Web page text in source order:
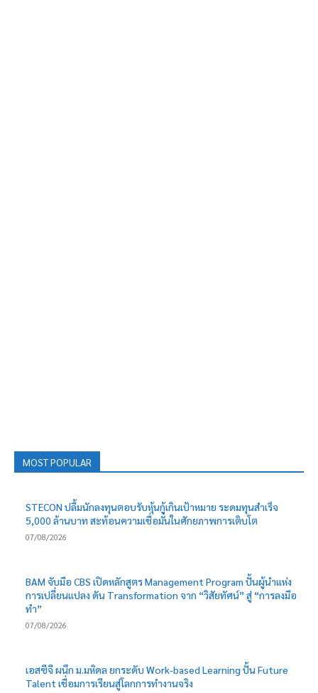
MOST POPULAR
STECON ปลื้มนักลงทุนตอบรับหุ้นกู้เกินเป้าหมาย ระดมทุนสำเร็จ
5,000 ล้านบาท สะท้อนความเชื่อมั่นในศักยภาพการเติบโต
07/08/2026
BAM จับมือ CBS เปิดหลักสูตร Management Program ปั้นผู้นำแห่ง
การเปลี่ยนแปลง ดัน Transformation จาก “วิสัยทัศน์” สู่ “การลงมือ
ทำ”
07/08/2026
เอสซีจี ผนึก ม.มหิดล ยกระดับ Work-based Learning ปั้น Future
Talent เชื่อมการเรียนสู่โลกการทำงานจริง